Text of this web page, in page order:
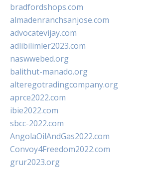
bradfordshops.com
almadenranchsanjose.com
advocatevijay.com
adlibilimler2023.com
naswwebed.org
balithut-manado.org
alteregotradingcompany.org
aprce2022.com
ibie2022.com
sbcc-2022.com
AngolaOilAndGas2022.com
Convoy4Freedom2022.com
grur2023.org